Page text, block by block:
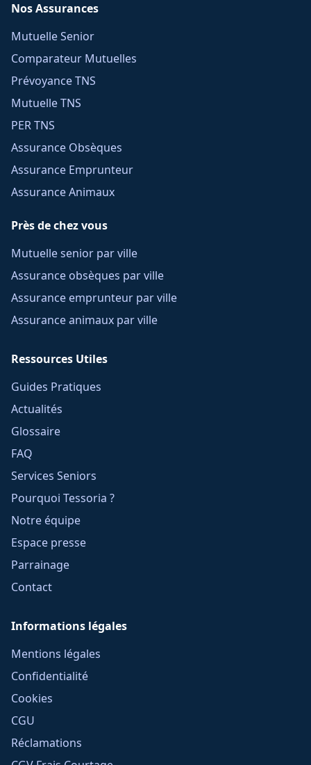
Nos Assurances
Mutuelle Senior
Comparateur Mutuelles
Prévoyance TNS
Mutuelle TNS
PER TNS
Assurance Obsèques
Assurance Emprunteur
Assurance Animaux
Près de chez vous
Mutuelle senior par ville
Assurance obsèques par ville
Assurance emprunteur par ville
Assurance animaux par ville
Ressources Utiles
Guides Pratiques
Actualités
Glossaire
FAQ
Services Seniors
Pourquoi Tessoria ?
Notre équipe
Espace presse
Parrainage
Contact
Informations légales
Mentions légales
Confidentialité
Cookies
CGU
Réclamations